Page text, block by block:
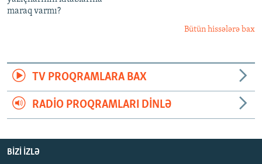
maraq varmı?
Bütün hissələrə bax
TV PROQRAMLARA BAX
RADIO PROQRAMLARI DINLƏ
BIZI IZLƏ